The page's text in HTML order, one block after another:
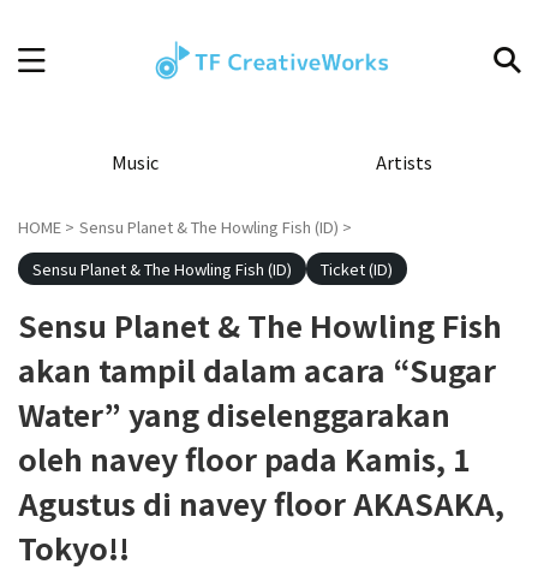
Music Artists
HOME > Sensu Planet & The Howling Fish (ID) >
Sensu Planet & The Howling Fish (ID)
Ticket (ID)
Sensu Planet & The Howling Fish
akan tampil dalam acara “Sugar
Water” yang diselenggarakan
oleh navey floor pada Kamis, 1
Agustus di navey floor AKASAKA,
Tokyo!!